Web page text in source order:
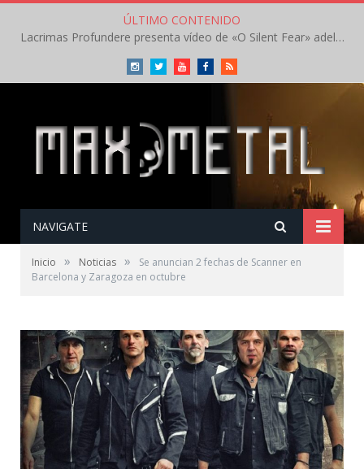
ÚLTIMO CONTENIDO
Lacrimas Profundere presenta vídeo de «O Silent Fear» adelanto de su próximo disco
InstagramTwitterYoutubeFacebookRSS
NAVIGATE
Inicio » Noticias »
Se anuncian 2 fechas de Scanner en
Barcelona y Zaragoza en octubre